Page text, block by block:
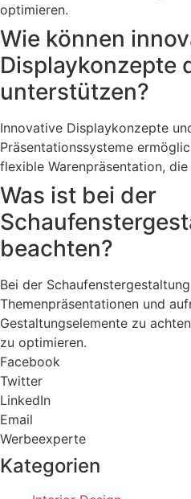
optimieren.
Wie können
Displaykonzepte
unterstützen?
Innovative Displaykonzepte
Präsentationssysteme
flexible Warenpräsentation,
Was ist bei der
beachten?
Bei der
Themenpräsentationen und
Gestaltungselemente zu
zu optimieren.
Facebook
Twitter
LinkedIn
Email
Werbeexperte
Kategorien